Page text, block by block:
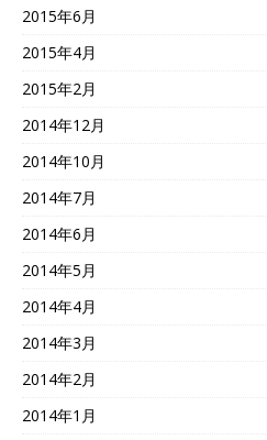
2015年6月
2015年4月
2015年2月
2014年12月
2014年10月
2014年7月
2014年6月
2014年5月
2014年4月
2014年3月
2014年2月
2014年1月